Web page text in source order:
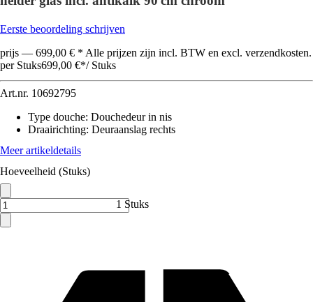
Eerste beoordeling schrijven
prijs — 699,00 € * Alle prijzen zijn incl. BTW en excl. verzendkosten.
per Stuks699,00 €*/ Stuks
Art.nr. 10692795
Type douche: Douchedeur in nis
Draairichting: Deuraanslag rechts
Meer artikeldetails
Hoeveelheid (Stuks)
1 Stuks